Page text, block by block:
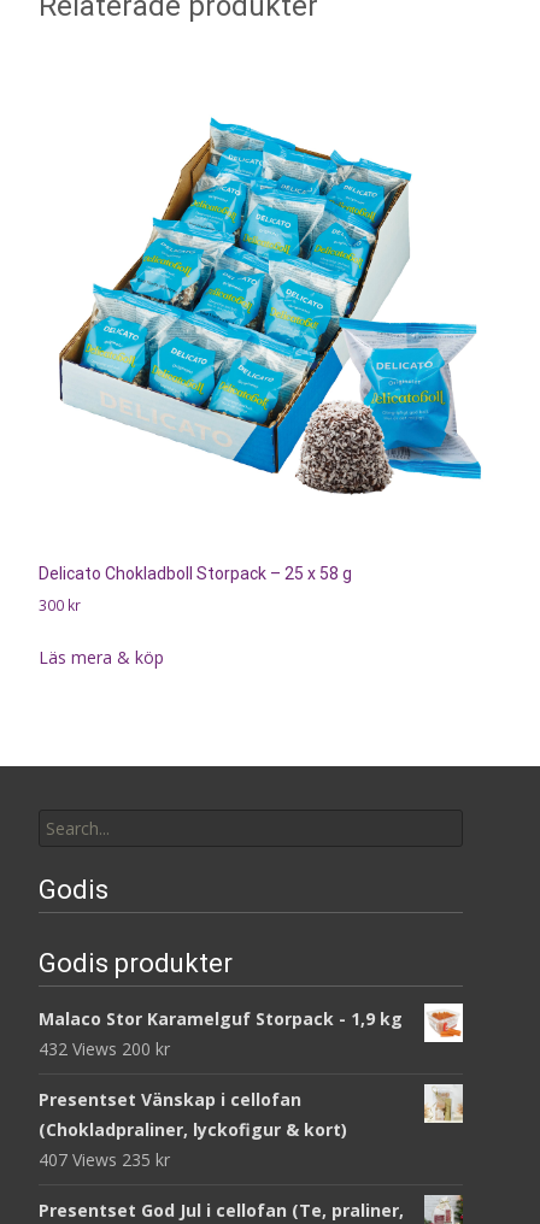
Delicato Chokladboll Storpack – 25 x 58 g
300 kr
Läs mera & köp
for:
Godis
Godis produkter
Malaco Stor Karamelguf Storpack - 1,9 kg
432 Views 200 kr
Presentset Vänskap i cellofan
(Chokladpraliner, lyckofigur & kort)
407 Views 235 kr
Presentset God Jul i cellofan (Te, praliner,